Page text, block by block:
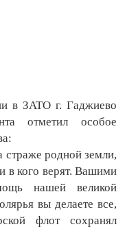
в ЗАТО г. Гаджиево
отметил особое
страже родной земли,
в кого верят. Вашими
нашей великой
вы делаете все,
флот сохранял